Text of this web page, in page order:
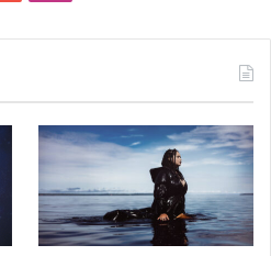
T
e
t
g
r